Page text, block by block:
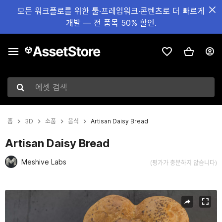
모든 워크플로를 위한 툴·프레임워크·콘텐츠로 더 빠르게
개발 — 전 품목 50% 할인.
에셋 검색
홈 3D 소품 음식 Artisan Daisy Bread
Artisan Daisy Bread
Meshive Labs (평가가 충분하지 않습니다)